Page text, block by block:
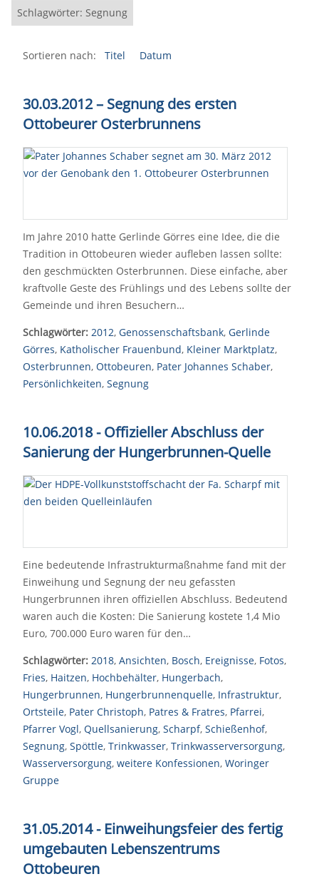
Schlagwörter: Segnung
Sortieren nach: Titel Datum
30.03.2012 – Segnung des ersten
Ottobeurer Osterbrunnens
Im Jahre 2010 hatte Gerlinde Görres eine Idee, die die
Tradition in Ottobeuren wieder aufleben lassen sollte:
den geschmückten Osterbrunnen. Diese einfache, aber
kraftvolle Geste des Frühlings und des Lebens sollte der
Gemeinde und ihren Besuchern…
Schlagwörter: 2012, Genossenschaftsbank, Gerlinde
Görres, Katholischer Frauenbund, Kleiner Marktplatz,
Osterbrunnen, Ottobeuren, Pater Johannes Schaber,
Persönlichkeiten, Segnung
10.06.2018 - Offizieller Abschluss der
Sanierung der Hungerbrunnen-Quelle
Eine bedeutende Infrastrukturmaßnahme fand mit der
Einweihung und Segnung der neu gefassten
Hungerbrunnen ihren offiziellen Abschluss. Bedeutend
waren auch die Kosten: Die Sanierung kostete 1,4 Mio
Euro, 700.000 Euro waren für den…
Schlagwörter: 2018, Ansichten, Bosch, Ereignisse, Fotos,
Fries, Haitzen, Hochbehälter, Hungerbach,
Hungerbrunnen, Hungerbrunnenquelle, Infrastruktur,
Ortsteile, Pater Christoph, Patres & Fratres, Pfarrei,
Pfarrer Vogl, Quellsanierung, Scharpf, Schießenhof,
Segnung, Spöttle, Trinkwasser, Trinkwasserversorgung,
Wasserversorgung, weitere Konfessionen, Woringer
Gruppe
31.05.2014 - Einweihungsfeier des fertig
umgebauten Lebenszentrums
Ottobeuren